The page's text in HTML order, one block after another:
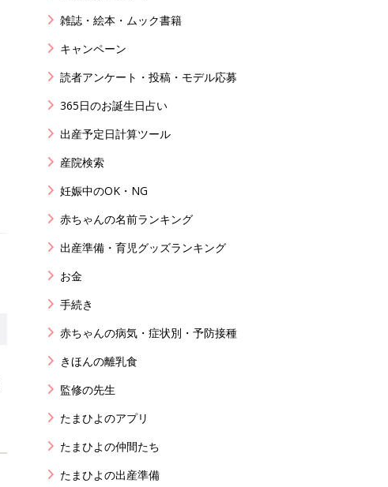
雑誌・絵本・ムック書籍
キャンペーン
読者アンケート・投稿・モデル応募
365日のお誕生日占い
出産予定日計算ツール
産院検索
妊娠中のOK・NG
赤ちゃんの名前ランキング
出産準備・育児グッズランキング
お金
手続き
赤ちゃんの病気・症状別・予防接種
きほんの離乳食
監修の先生
たまひよのアプリ
たまひよの仲間たち
たまひよの出産準備